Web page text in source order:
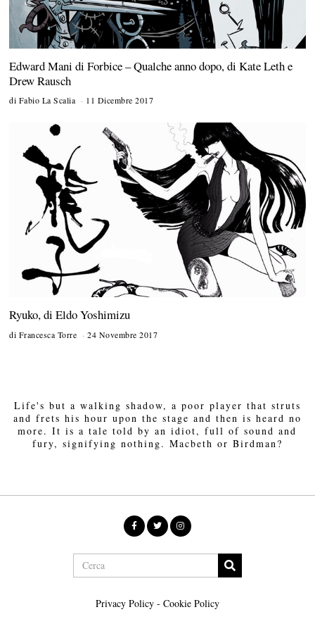
Edward Mani di Forbice – Qualche anno dopo, di Kate Leth e
Drew Rausch
di Fabio La Scalia 11 Dicembre 2017
o
2
Ryuko, di Eldo Yoshimizu
di Francesca Torre 24 Novembre 2017
Life's but a walking shadow, a poor player that struts
and frets his hour upon the stage and then is heard no
more. It is a tale told by an idiot, full of sound and
fury, signifying nothing. Macbeth or Birdman?
Privacy Policy- Cookie Policy